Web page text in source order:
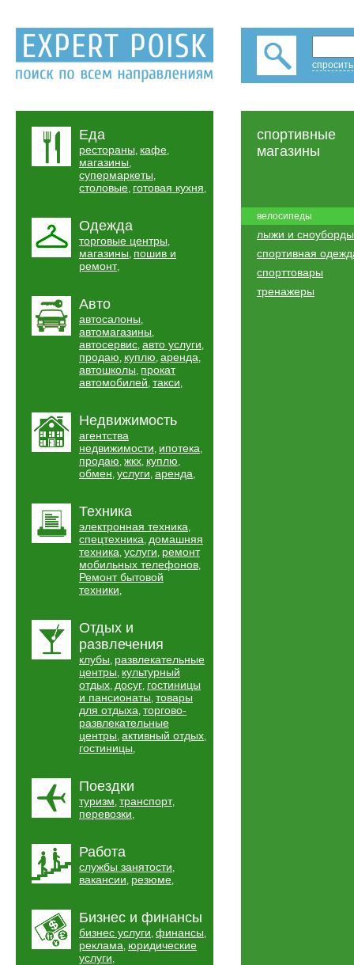
Еда
рестораны, кафе,
магазины,
супермаркеты,
столовые, готовая кухня,
Одежда
торговые центры,
магазины, пошив и
ремонт,
Авто
автосалоны,
автомагазины,
автосервис, авто услуги,
продаю, куплю, аренда,
автошколы, прокат
автомобилей, такси,
Недвижимость
агентства
недвижимости, ипотека,
продаю, жкх, куплю,
обмен, услуги, аренда,
Техника
электронная техника,
спецтехника, домашняя
техника, услуги, ремонт
мобильных телефонов,
Ремонт бытовой
техники,
Отдых и
развлечения
клубы, развлекательные
центры, культурный
отдых, досуг, гостиницы
и пансионаты, товары
для отдыха, торгово-
развлекательные
центры, активный отдых,
гостиницы,
Поездки
туризм, транспорт,
перевозки,
Работа
службы занятости,
вакансии, резюме,
Бизнес и финансы
бизнес услуги, финансы,
реклама, юридические
услуги,
спортивные
магазины
велосипеды
лыжи и сноуборды
спортивная
спорттовары
тренажеры